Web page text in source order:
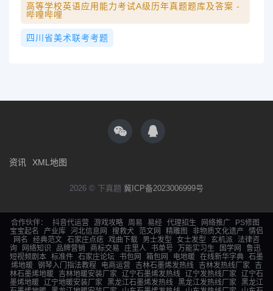
高等学校英语应用能力考试A级历年真题题库及答案 -
哔哩哔哩
四川省美术联考考题
资讯 XML地图
2026 © 下真题 冀ICP备2023006999号
合作伙伴： 抖音代运营 游戏攻略 周易 易经 代理招生 网络推广
PS修图
宝宝起名
产业库 河北信息网 搜救犬 范文网 精雕图 非物质文化遗产
情侣
网名
经典范文 石家庄点痣 戏曲下载 男士发型 女士发型 玄机派
法律咨
询
网络知识 品牌营销 商标交易 庄里人 书单号 万能实习生 国学网
鲁迅
短视频剧本 标准件 石家庄论坛 书包网 箱包网 电地暖 在线新华字典 石墨
烯地暖 钢琴入门指法教程 电商运营 吉林石墨烯发热线 吉林发热线厂家
吉
林石墨烯地暖
吉林地暖安装厂家 辽宁石墨烯发热线 辽宁发热线厂家
辽宁石
墨烯地暖 辽宁地暖安装厂家 黑龙江石墨烯发热线 黑龙江发热线厂家
黑龙江